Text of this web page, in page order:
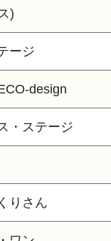
)
ージ
design
・ステージ
りさん